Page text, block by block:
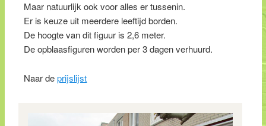
Maar natuurlijk ook voor alles er tussenin.
Er is keuze uit meerdere leeftijd borden.
De hoogte van dit figuur is 2,6 meter.
De opblaasfiguren worden per 3 dagen verhuurd.
Naar deprijslijst